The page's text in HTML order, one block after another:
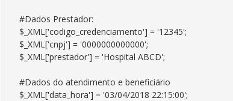
#Dados Prestador:
$_XML['codigo_credenciamento'] = '12345';
$_XML['cnpj'] = '0000000000000';
$_XML['prestador'] = 'Hospital ABCD';
#Dados do atendimento e beneficiário
$_XML['data_hora'] = '03/04/2018 22:15:00';